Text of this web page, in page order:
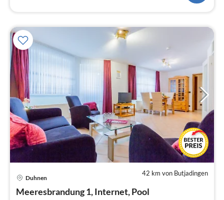
42 km von Butjadingen
Duhnen
Meeresbrandung 1, Internet, Pool